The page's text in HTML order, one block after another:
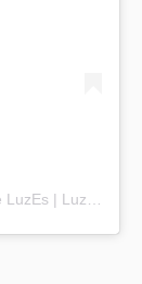
Uma publicação compartilhada por Portal de LuzEs | Luz e Esperança (@portaldeluzes)